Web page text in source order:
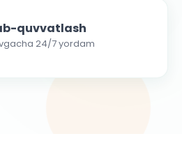
quvvatlash
24/7 yordam